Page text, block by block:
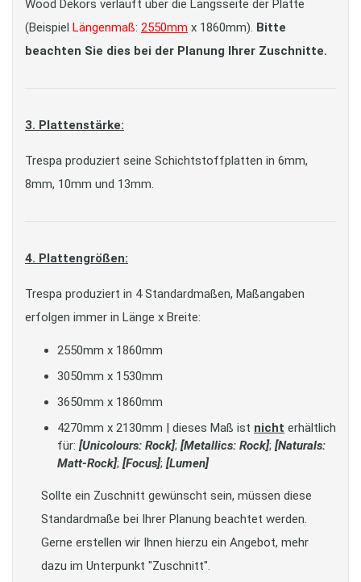
Wood Dekors verläuft über die Längsseite der Platte
(Beispiel Längenmaß: 2550mm x 1860mm). Bitte
beachten Sie dies bei der Planung Ihrer Zuschnitte.
3. Plattenstärke:
Trespa produziert seine Schichtstoffplatten in 6mm,
8mm, 10mm und 13mm.
4. Plattengrößen:
Trespa produziert in 4 Standardmaßen, Maßangaben
erfolgen immer in Länge x Breite:
2550mm x 1860mm
3050mm x 1530mm
3650mm x 1860mm
4270mm x 2130mm | dieses Maß ist nicht erhältlich
für: [Unicolours: Rock]; [Metallics: Rock]; [Naturals:
Matt-Rock]; [Focus]; [Lumen]
Sollte ein Zuschnitt gewünscht sein, müssen diese
Standardmaße bei Ihrer Planung beachtet werden.
Gerne erstellen wir Ihnen hierzu ein Angebot, mehr
dazu im Unterpunkt "Zuschnitt".